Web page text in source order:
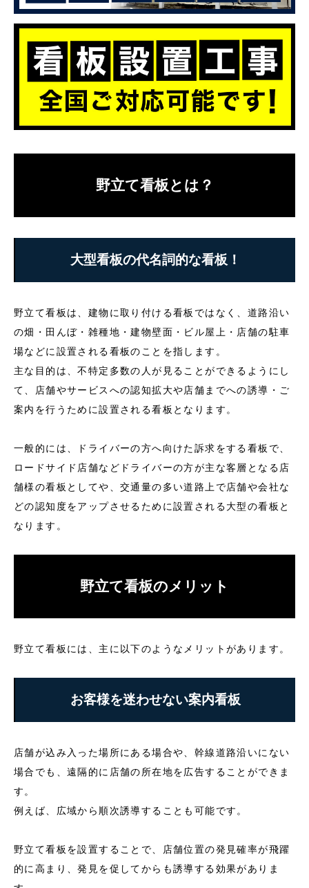
野立て看板とは？
大型看板の代名詞的な看板！
野立て看板は、建物に取り付ける看板ではなく、道路沿い
の畑・田んぼ・雑種地・建物壁面・ビル屋上・店舗の駐車
場などに設置される看板のことを指します。
主な目的は、不特定多数の人が見ることができるようにし
て、店舗やサービスへの認知拡大や店舗までへの誘導・ご
案内を行うために設置される看板となります。
一般的には、ドライバーの方へ向けた訴求をする看板で、
ロードサイド店舗などドライバーの方が主な客層となる店
舗様の看板としてや、交通量の多い道路上で店舗や会社な
どの認知度をアップさせるために設置される大型の看板と
なります。
野立て看板のメリット
野立て看板には、主に以下のようなメリットがあります。
お客様を迷わせない案内看板
店舗が込み入った場所にある場合や、幹線道路沿いにない
場合でも、遠隔的に店舗の所在地を広告することができま
す。
例えば、広域から順次誘導することも可能です。
野立て看板を設置することで、店舗位置の発見確率が飛躍
的に高まり、発見を促してからも誘導する効果がありま